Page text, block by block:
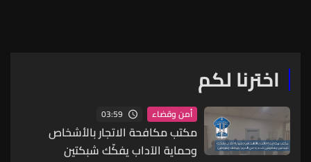
اخترنا لكم
أمن وقضاء 03:59
مكتب مكافحة الاتجار بالأشخاص
وحماية الآداب يفكّك شبكتين